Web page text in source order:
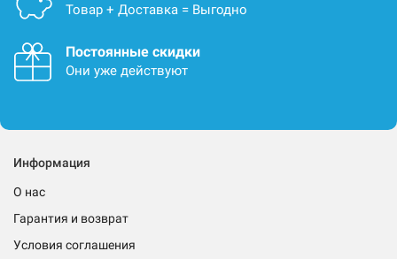
Товар + Доставка = Выгодно
Постоянные скидки
Они уже действуют
Информация
О нас
Гарантия и возврат
Условия соглашения